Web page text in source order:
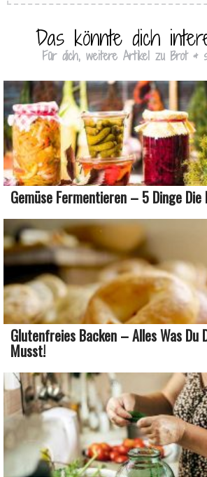
Das könnte dich
Für dich, weitere Artikel zu Brot &
Gemüse Fermentieren – 5 Dinge
Glutenfreies Backen – Alles Was Du
Musst!